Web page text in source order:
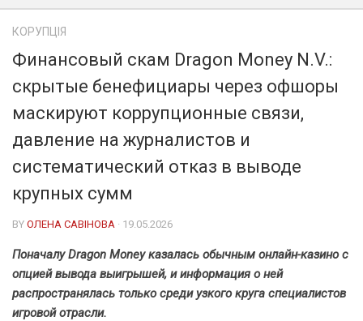
КОРУПЦІЯ
Финансовый скам Dragon Money N.V.:
скрытые бенефициары через офшоры
маскируют коррупционные связи,
давление на журналистов и
систематический отказ в выводе
крупных сумм
BY ОЛЕНА САВІНОВА · 19.05.2026
Поначалу Dragon Money казалась обычным онлайн-казино с
опцией вывода выигрышей, и информация о ней
распространялась только среди узкого круга специалистов
игровой отрасли.